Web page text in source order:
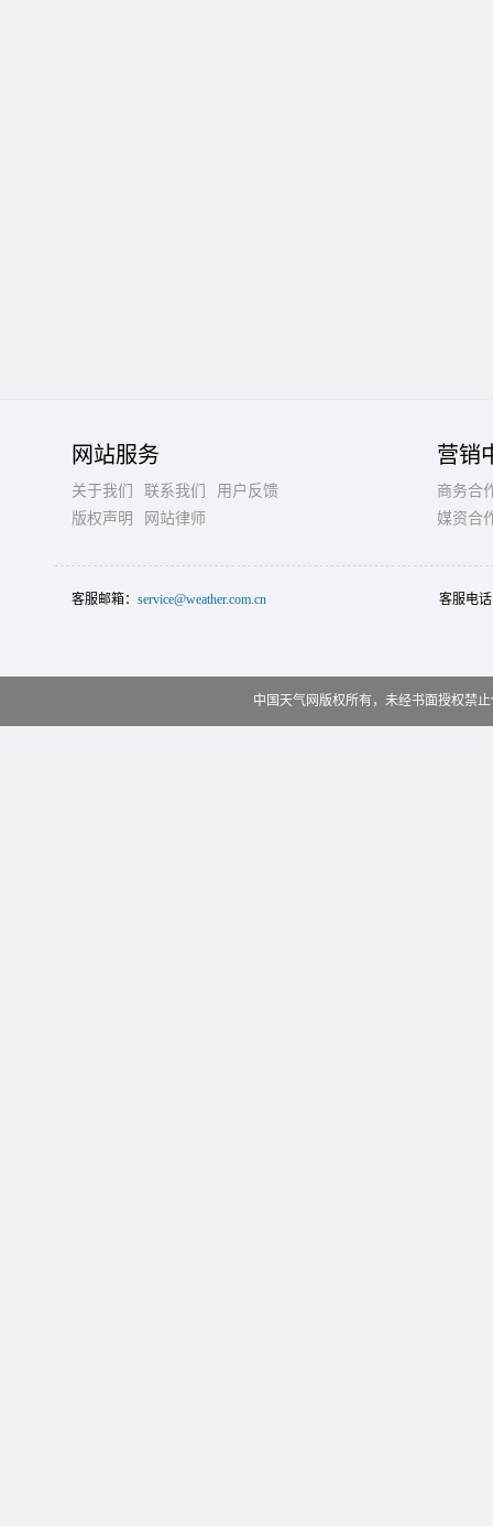
网站服务
关于我们 联系我们
用户反馈
版权声明
网站律师
营销
商务合
媒资合
客服邮箱： service@weather.com.cn 客服电
中国天气网版权所有，未经书面授权